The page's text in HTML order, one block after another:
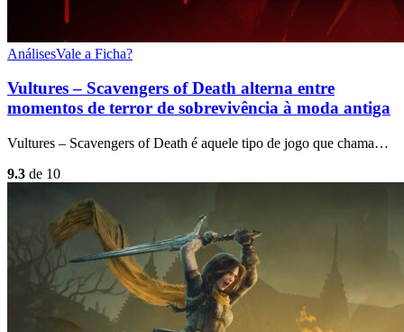
AnálisesVale a Ficha?
Vultures – Scavengers of Death alterna entre
momentos de terror de sobrevivência à moda antiga
Vultures – Scavengers of Death é aquele tipo de jogo que chama…
9.3 de 10